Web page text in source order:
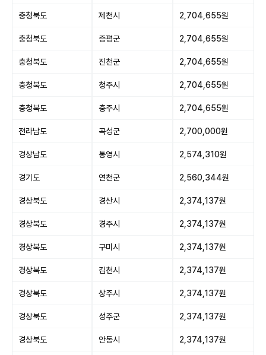
충청북도 제천시 2,704,655원
충청북도 증평군 2,704,655원
충청북도 진천군 2,704,655원
충청북도 청주시 2,704,655원
충청북도 충주시 2,704,655원
전라남도 곡성군 2,700,000원
경상남도 통영시 2,574,310원
경기도 연천군 2,560,344원
경상북도 경산시 2,374,137원
경상북도 경주시 2,374,137원
경상북도 구미시 2,374,137원
경상북도 김천시 2,374,137원
경상북도 상주시 2,374,137원
경상북도 성주군 2,374,137원
경상북도 안동시 2,374,137원